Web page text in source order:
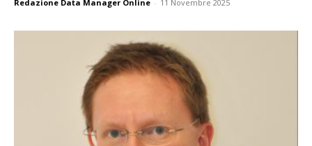
Redazione Data Manager Online - 11 Novembre 2025